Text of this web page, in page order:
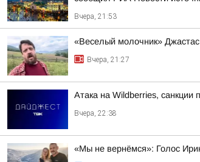
Вчера, 21:53
«Веселый молочник»
Вчера, 21:27
Атака на Wildberries,
Вчера, 22:38
«Мы не вернёмся»: Голос